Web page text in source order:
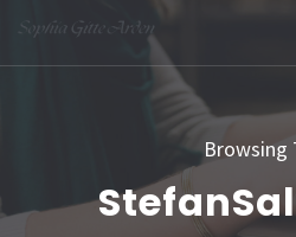
Skip
Browsing